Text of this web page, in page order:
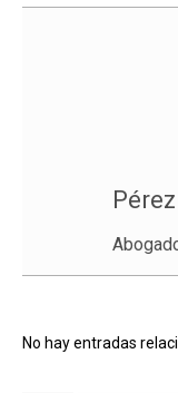
No hay entradas